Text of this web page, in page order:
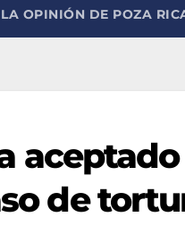
OPINIÓN DE POZA
de